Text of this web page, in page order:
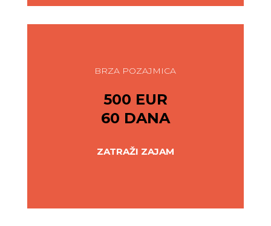
BRZA POZAJMICA
500 EUR
60 DANA
ZATRAŽI ZAJAM